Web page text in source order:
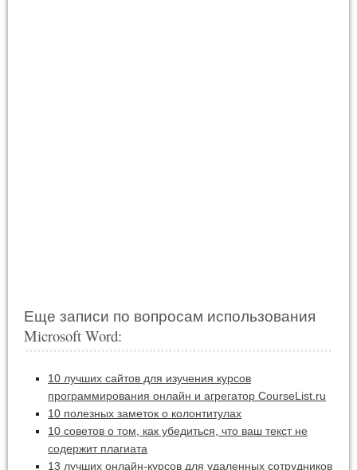
Еще записи по вопросам использования
Microsoft Word:
10 лучших сайтов для изучения курсов
программирования онлайн и агрегатор CourseList.ru
10 полезных заметок о колонтитулах
10 советов о том, как убедиться, что ваш текст не
содержит плагиата
13 лучших онлайн-курсов для удаленных сотрудников